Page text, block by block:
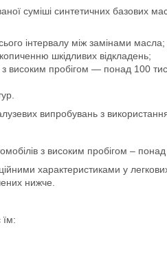
суміші синтетичних базових
інтервалу між замінами масла;
шкідливих відкладень;
з високим пробігом — понад 100
випробувань з
з високим пробігом – понад
характеристиками у
нижче.
їм: